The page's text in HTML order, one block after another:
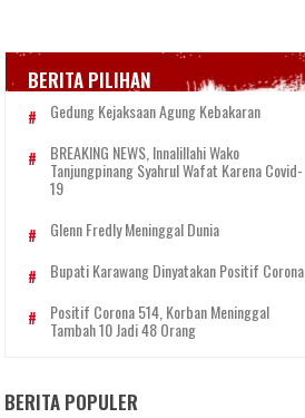
BERITA PILIHAN
Gedung Kejaksaan Agung Kebakaran
BREAKING NEWS, Innalillahi Wako
Tanjungpinang Syahrul Wafat Karena Covid-
19
Glenn Fredly Meninggal Dunia
Bupati Karawang Dinyatakan Positif Corona
Positif Corona 514, Korban Meninggal
Tambah 10 Jadi 48 Orang
BERITA POPULER